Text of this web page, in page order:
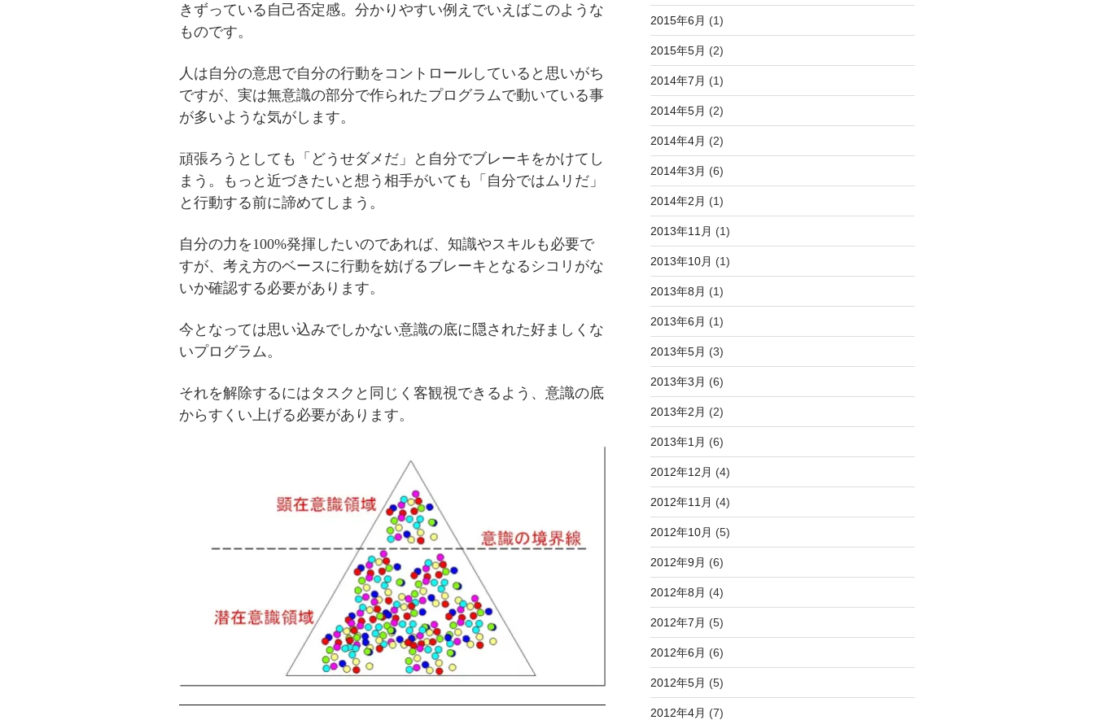
きずっている自己否定感。分かりやすい例えでいえばこのような
ものです。
人は自分の意思で自分の行動をコントロールしていると思いがち
ですが、実は無意識の部分で作られたプログラムで動いている事
が多いような気がします。
頑張ろうとしても「どうせダメだ」と自分でブレーキをかけてし
まう。もっと近づきたいと想う相手がいても「自分ではムリだ」
と行動する前に諦めてしまう。
自分の力を100%発揮したいのであれば、知識やスキルも必要で
すが、考え方のベースに行動を妨げるブレーキとなるシコリがな
いか確認する必要があります。
今となっては思い込みでしかない意識の底に隠された好ましくな
いプログラム。
それを解除するにはタスクと同じく客観視できるよう、意識の底
からすくい上げる必要があります。
2015年6月 (1)
2015年5月 (2)
2014年7月 (1)
2014年5月 (2)
2014年4月 (2)
2014年3月 (6)
2014年2月 (1)
2013年11月 (1)
2013年10月 (1)
2013年8月 (1)
2013年6月 (1)
2013年5月 (3)
2013年3月 (6)
2013年2月 (2)
2013年1月 (6)
2012年12月 (4)
2012年11月 (4)
2012年10月 (5)
2012年9月 (6)
2012年8月 (4)
2012年7月 (5)
2012年6月 (6)
2012年5月 (5)
2012年4月 (7)